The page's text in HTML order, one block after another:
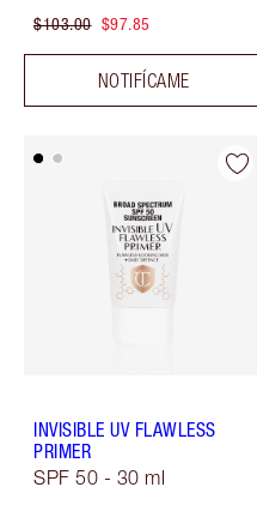
$103.00 $97.85
NOTIFÍCAME
INVISIBLE UV FLAWLESS
PRIMER
SPF 50 - 30 ml